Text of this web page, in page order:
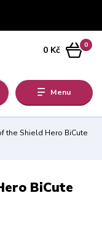
Menu
0
0 Kč
the Shield Hero BiCute
BiCute